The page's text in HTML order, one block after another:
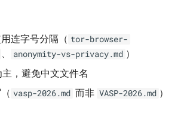
连字号分隔（ tor-browser-
、 anonymity-vs-privacy.md ）
，避免中文文件名
vasp-2026.md 而非 VASP-2026.md ）